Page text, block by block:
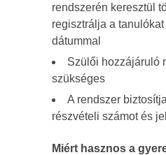
rendszerén keresztül
regisztrálja a
dátummal
Szülői hozzájáruló
szükséges
A rendszer
részvételi számot és
Miért hasznos a